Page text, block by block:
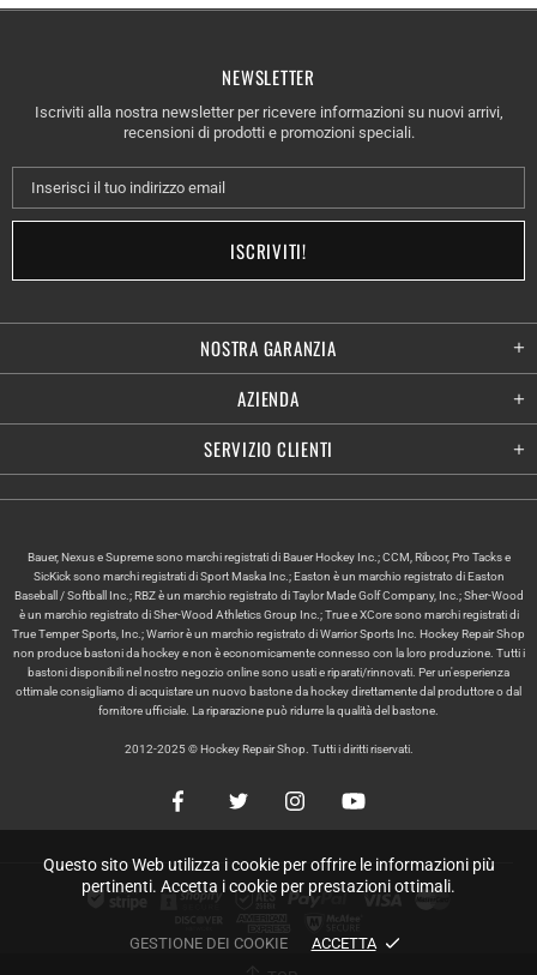
NEWSLETTER
Iscriviti alla nostra newsletter per ricevere informazioni su nuovi arrivi,
recensioni di prodotti e promozioni speciali.
NOSTRA GARANZIA
AZIENDA
SERVIZIO CLIENTI
Bauer, Nexus e Supreme sono marchi registrati di Bauer Hockey Inc.; CCM, Ribcor, Pro Tacks e
SicKick sono marchi registrati di Sport Maska Inc.; Easton è un marchio registrato di Easton
Baseball / Softball Inc.; RBZ è un marchio registrato di Taylor Made Golf Company, Inc.; Sher-Wood
è un marchio registrato di Sher-Wood Athletics Group Inc.; True e XCore sono marchi registrati di
True Temper Sports, Inc.; Warrior è un marchio registrato di Warrior Sports Inc. Hockey Repair Shop
non produce bastoni da hockey e non è economicamente connesso con la loro produzione. Tutti i
bastoni disponibili nel nostro negozio online sono usati e riparati/rinnovati. Per un'esperienza
ottimale consigliamo di acquistare un nuovo bastone da hockey direttamente dal produttore o dal
fornitore ufficiale. La riparazione può ridurre la qualità del bastone.
2012-2025 © Hockey Repair Shop. Tutti i diritti riservati.
Questo sito Web utilizza i cookie per offrire le informazioni più
pertinenti. Accetta i cookie per prestazioni ottimali.
GESTIONE DEI COOKIE ACCETTA